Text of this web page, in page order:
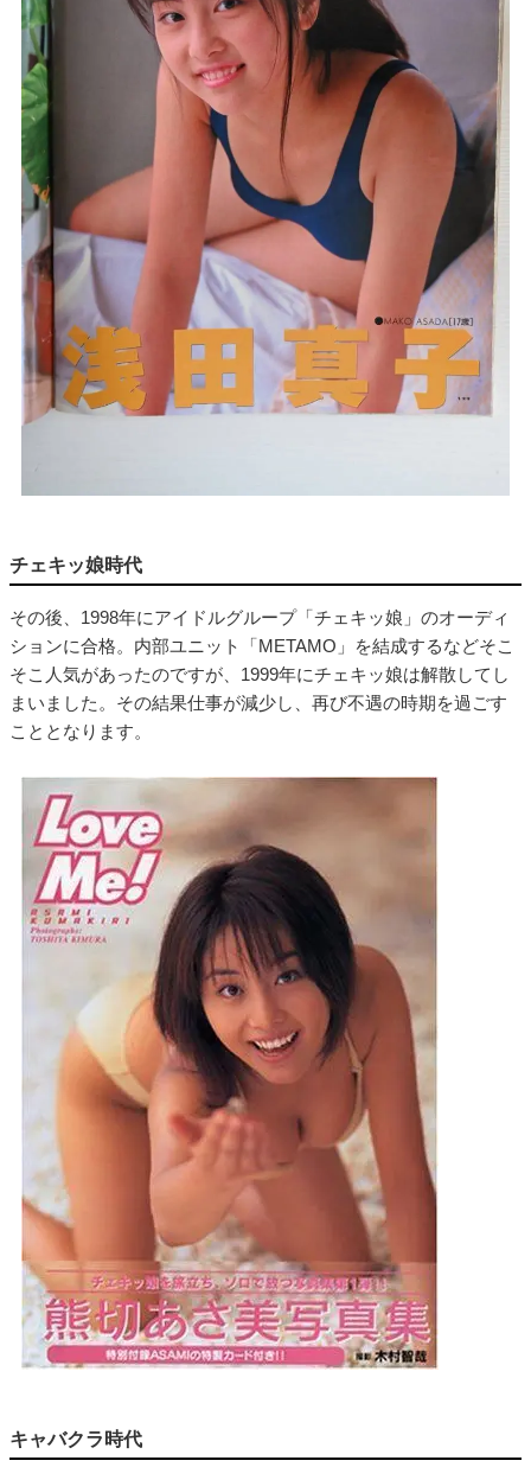
チェキッ娘時代
その後、1998年にアイドルグループ「チェキッ娘」のオーディ
ションに合格。内部ユニット「METAMO」を結成するなどそこ
そこ人気があったのですが、1999年にチェキッ娘は解散してし
まいました。その結果仕事が減少し、再び不遇の時期を過ごす
こととなります。
キャバクラ時代